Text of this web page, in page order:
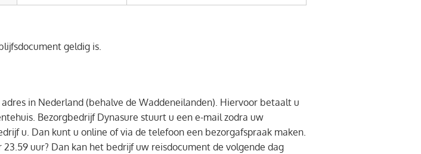
geldig is.
in Nederland (behalve de Waddeneilanden). Hiervoor betaalt u
Bezorgbedrijf Dynasure stuurt u een e-mail zodra uw
u. Dan kunt u online of via de telefoon een bezorgafspraak maken.
uur? Dan kan het bedrijf uw reisdocument de volgende dag